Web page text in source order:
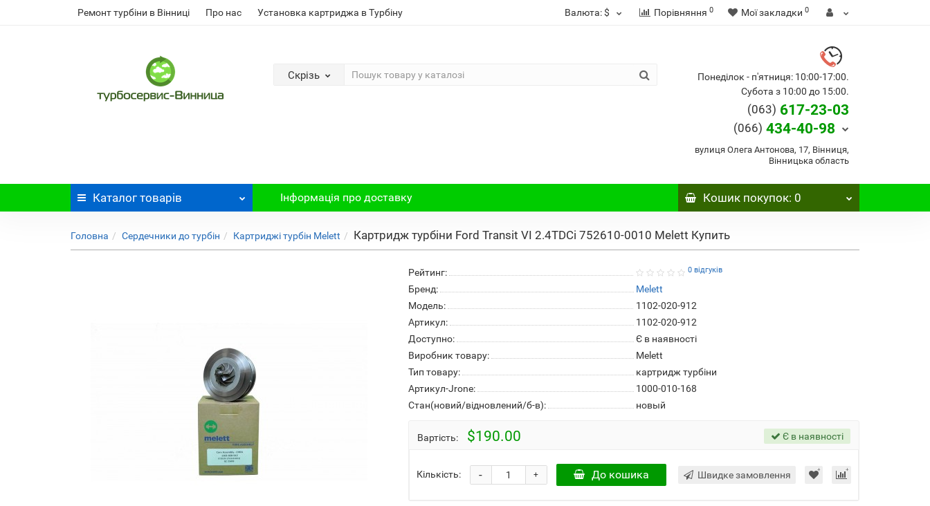
Ремонт турбіни в Вінниці Про нас Установка картриджа в Турбіну Валюта:$ Порівняння 0 Мої закладки 0
Скрізь
Понеділок - п'ятниця: 10:00-17:00.
Субота з 10:00 до 15:00.
(063) 617-23-03
(066) 434-40-98
вулиця Олега Антонова, 17, Вінниця,
Вінницька область
Каталог товарів Інформація про доставку Кошикпокупок: 0
Головна Сердечники до турбін Картриджі турбін Melett Картридж турбіни Ford Transit VI 2.4TDCi 752610-0010 Melett Купить
Рейтинг: 0 відгуків
Бренд:
Melett
Модель:
1102-020-912
Артикул:
1102-020-912
Доступно:
Є в наявності
Виробник товару:
Melett
Тип товару:
картридж турбіни
Артикул-Jrone:
1000-010-168
Стан(новий/відновлений/б-в):
новый
Вартість: $190.00 Є в наявності
Кількість: +
- До кошика Швидке замовлення